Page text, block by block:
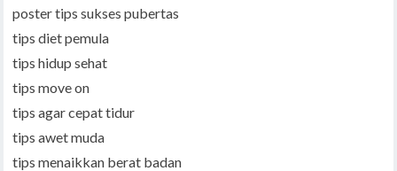
poster tips sukses pubertas
tips diet pemula
tips hidup sehat
tips move on
tips agar cepat tidur
tips awet muda
tips menaikkan berat badan